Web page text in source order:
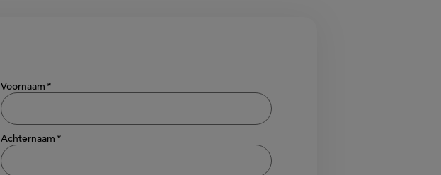
Show/hide
Voornaam
Achternaam